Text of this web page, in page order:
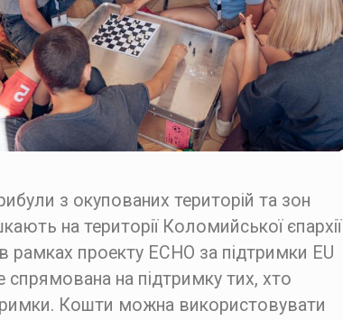
з окупованих територій та зон
на території Коломийської єпархії
проекту ECHO за підтримки EU
спрямована на підтримку тих, хто
Кошти можна використовувати